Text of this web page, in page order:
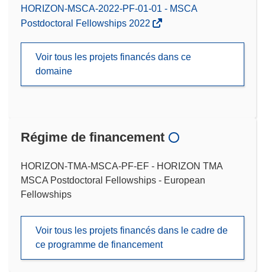
HORIZON-MSCA-2022-PF-01-01 - MSCA
Postdoctoral Fellowships 2022
Voir tous les projets financés dans ce
domaine
Régime de financement
HORIZON-TMA-MSCA-PF-EF - HORIZON TMA
MSCA Postdoctoral Fellowships - European
Fellowships
Voir tous les projets financés dans le cadre de
ce programme de financement